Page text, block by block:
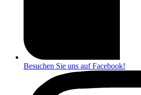
Besuchen Sie uns auf Facebook!